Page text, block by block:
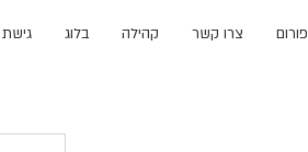
פורום צרו קשר קהילה בלוג גישת